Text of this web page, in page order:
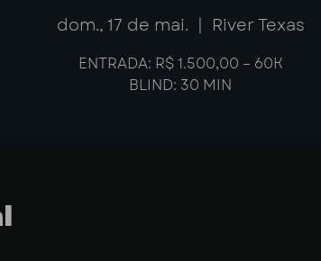
dom., 17 de mai.
  |
River Texas
ENTRADA: R$ 1.500,00 – 60K
BLIND: 30 MIN